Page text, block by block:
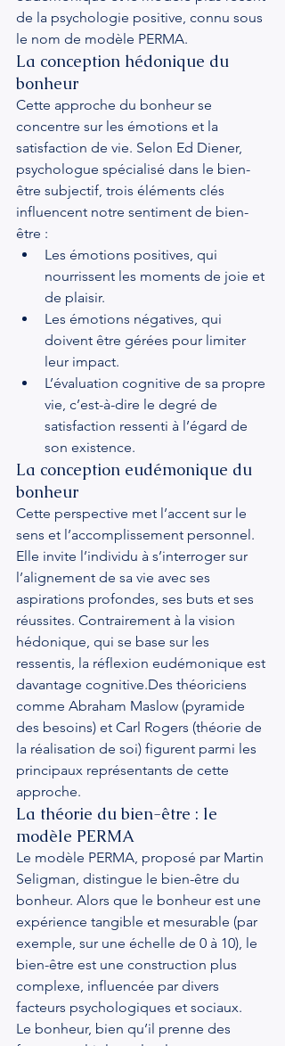
de la psychologie positive, connu sous
le nom de modèle PERMA.
La conception hédonique du
bonheur
Cette approche du bonheur se
concentre sur les émotions et la
satisfaction de vie. Selon Ed Diener,
psychologue spécialisé dans le bien-
être subjectif, trois éléments clés
influencent notre sentiment de bien-
être :
Les émotions positives, qui
nourrissent les moments de joie et
de plaisir.
Les émotions négatives, qui
doivent être gérées pour limiter
leur impact.
L’évaluation cognitive de sa propre
vie, c’est-à-dire le degré de
satisfaction ressenti à l’égard de
son existence.
La conception eudémonique du
bonheur
Cette perspective met l’accent sur le
sens et l’accomplissement personnel.
Elle invite l’individu à s’interroger sur
l’alignement de sa vie avec ses
aspirations profondes, ses buts et ses
réussites. Contrairement à la vision
hédonique, qui se base sur les
ressentis, la réflexion eudémonique est
davantage cognitive.Des théoriciens
comme Abraham Maslow (pyramide
des besoins) et Carl Rogers (théorie de
la réalisation de soi) figurent parmi les
principaux représentants de cette
approche.
La théorie du bien-être : le
modèle PERMA
Le modèle PERMA, proposé par Martin
Seligman, distingue le bien-être du
bonheur. Alors que le bonheur est une
expérience tangible et mesurable (par
exemple, sur une échelle de 0 à 10), le
bien-être est une construction plus
complexe, influencée par divers
facteurs psychologiques et sociaux.
Le bonheur, bien qu’il prenne des